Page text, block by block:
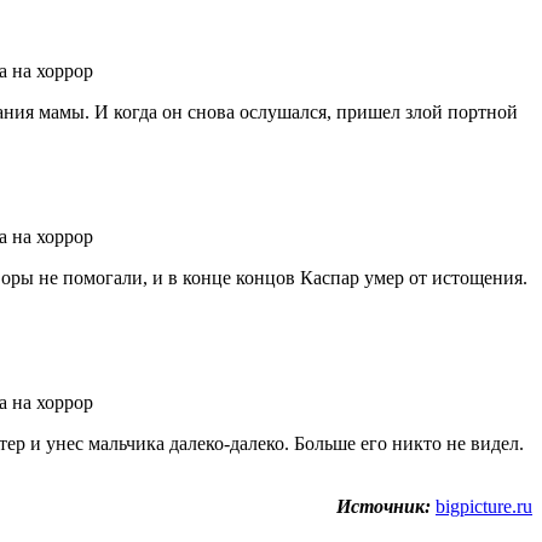
мамы. И когда он снова ослушался, пришел злой портной
не помогали, и в конце концов Каспар умер от истощения.
и унес мальчика далеко-далеко. Больше его никто не видел.
Источник: bigpicture.ru